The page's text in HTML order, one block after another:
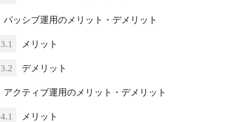
パッシブ運用のメリット・デメリット
3.1 メリット
3.2 デメリット
アクティブ運用のメリット・デメリット
4.1 メリット